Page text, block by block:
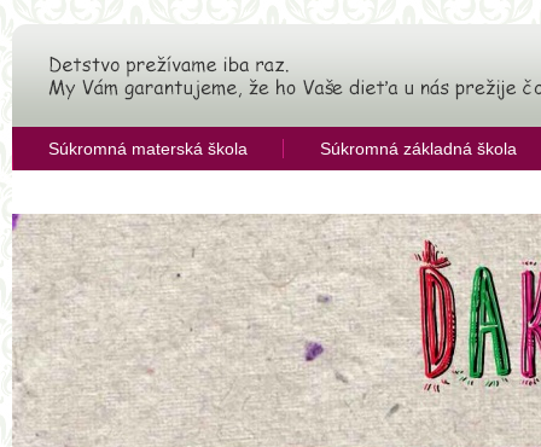
Súkromná materská škola Súkromná základná škola